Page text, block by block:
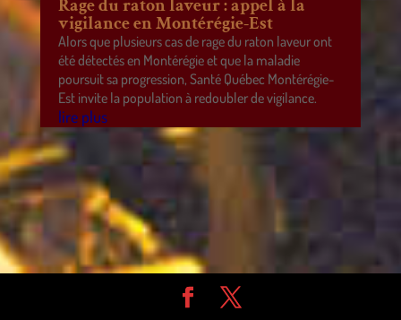
Rage du raton laveur : appel à la
vigilance en Montérégie-Est
Alors que plusieurs cas de rage du raton laveur ont
été détectés en Montérégie et que la maladie
poursuit sa progression, Santé Québec Montérégie-
Est invite la population à redoubler de vigilance.
lire plus